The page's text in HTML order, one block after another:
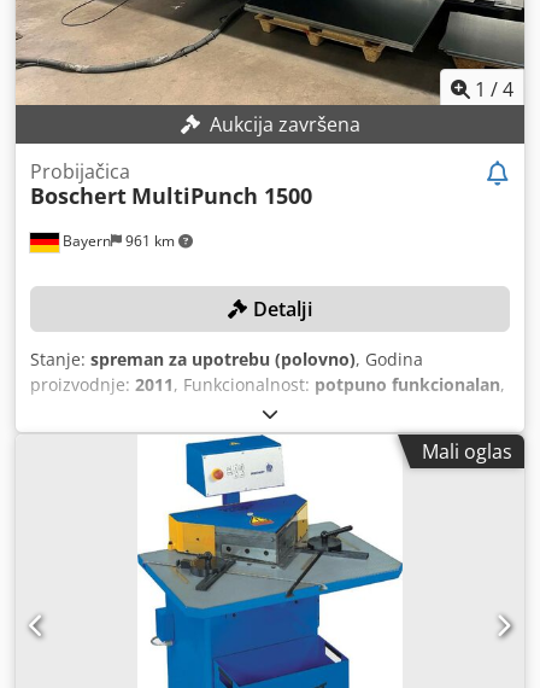
1 /4
Aukcija završena
Bayern 961 km
Probijačica
Boschert MultiPunch 1500
Detalji
Stanje: spreman za upotrebu (polovno), Godina
proizvodnje: 2011, Funkcionalnost: potpuno funkcionalan,
, sila probijanja:
težina obratka:200 kg, debljina lima (maks.):4 mm, radna
, TEHNIČKE KARAKTERISTIKE Maksimalna
sila presovanja: 280 kN Radna površina: 1.500 x 3.000 mm
Maksimalna debljina lima: 4 mm Maksimalna težina
radnog komada: 200 kg Codpfszliviex Agyorf DETALJI O
MAŠINI Težina mašine: 15.800 kg
Mali oglas